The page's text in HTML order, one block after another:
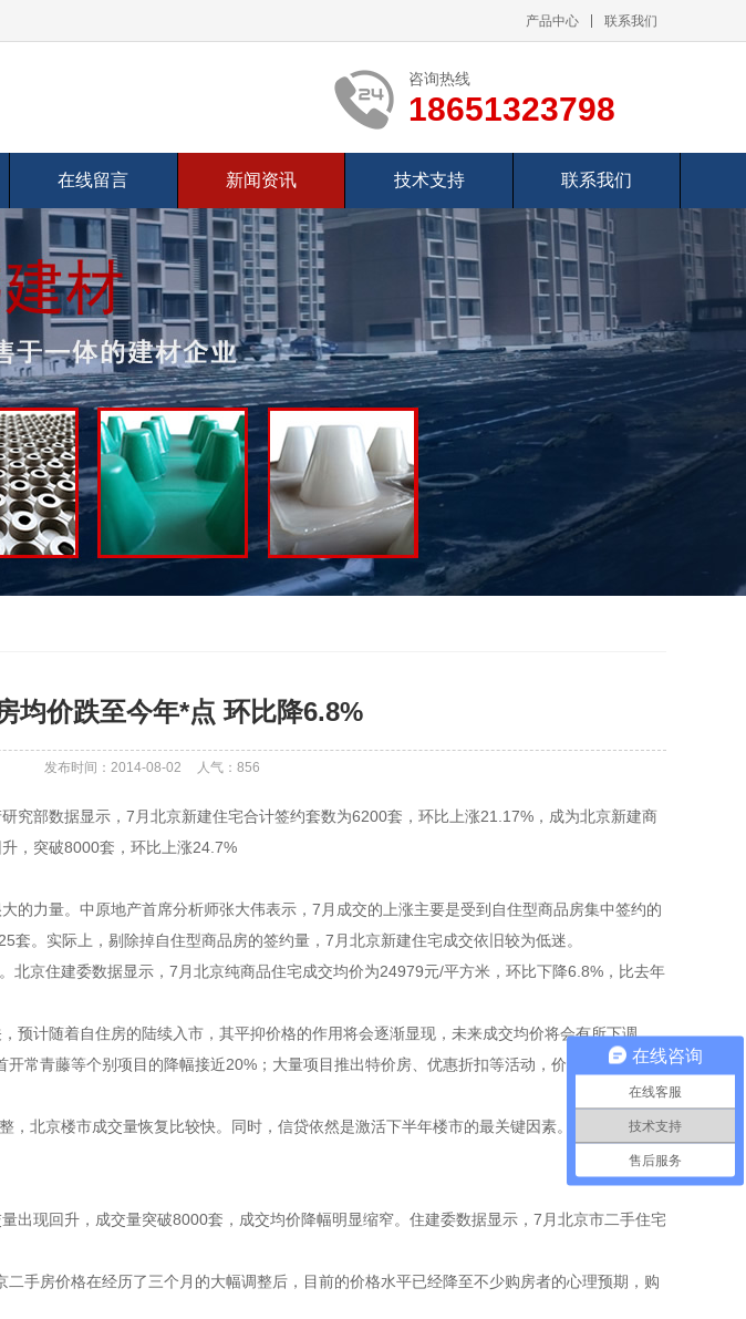
产品中心 联系我们
咨询热线
18651323798
在线留言 新闻资讯 技术支持 联系我们
均价跌至今年*点 环比降6.8%
发布时间：2014-08-02 人气： 856
究部数据显示，7月北京新建住宅合计签约套数为6200套，环比上涨21.17%，成为北京新建商
，突破8000套，环比上涨24.7%
的力量。中原地产首席分析师张大伟表示，7月成交的上涨主要是受到自住型商品房集中签约的
。实际上，剔除掉自住型商品房的签约量，7月北京新建住宅成交依旧较为低迷。
北京住建委数据显示，7月北京纯商品住宅成交均价为24979元/平方米，环比下降6.8%，比去年
预计随着自住房的陆续入市，其平抑价格的作用将会逐渐显现，未来成交均价将会有所下调。
常青藤等个别项目的降幅接近20%；大量项目推出特价房、优惠折扣等活动，价格降幅普遍在
，北京楼市成交量恢复比较快。同时，信贷依然是激活下半年楼市的最关键因素。”张大伟表
出现回升，成交量突破8000套，成交均价降幅明显缩窄。住建委数据显示，7月北京市二手住宅
手房价格在经历了三个月的大幅调整后，目前的价格水平已经降至不少购房者的心理预期，购
在线咨询
在线客服
技术支持
售后服务